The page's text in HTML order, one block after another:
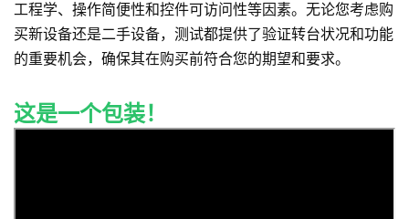
工程学、操作简便性和控件可访问性等因素。无论您考虑购
买新设备还是二手设备，测试都提供了验证转台状况和功能
的重要机会，确保其在购买前符合您的期望和要求。
这是一个包装！